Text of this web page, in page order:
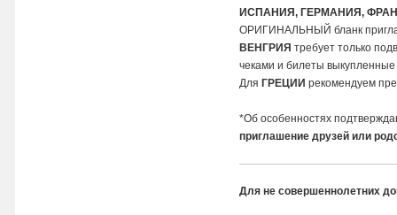
ИСПАНИЯ, ГЕРМАНИЯ,
ОРИГИНАЛЬНЫЙ бланк
ВЕНГРИЯ требует только
чеками и билеты выкупленные
ДляГРЕЦИИ рекомендуем
*Об особенностях
приглашение друзей или
Для не совершеннолетних